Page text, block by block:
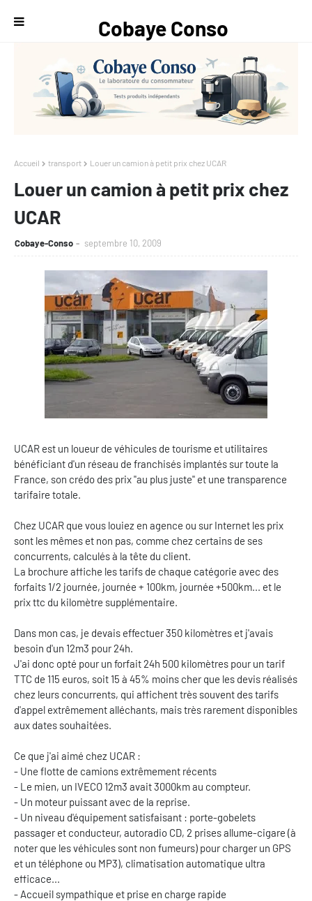
Cobaye Conso
— Le
laboratoire du
consommateur
Accueil transport Louer un camion à petit prix chez UCAR
Louer un camion à petit prix chez
UCAR
Cobaye-Conso septembre 10, 2009
UCAR est un loueur de véhicules de tourisme et utilitaires
bénéficiant d'un réseau de franchisés implantés sur toute la
France, son crédo des prix "au plus juste" et une transparence
tarifaire totale.
Chez UCAR que vous louiez en agence ou sur Internet les prix
sont les mêmes et non pas, comme chez certains de ses
concurrents, calculés à la tête du client.
La brochure affiche les tarifs de chaque catégorie avec des
forfaits 1/2 journée, journée + 100km, journée +500km... et le
prix ttc du kilomètre supplémentaire.
Dans mon cas, je devais effectuer 350 kilomètres et j'avais
besoin d'un 12m3 pour 24h.
J'ai donc opté pour un forfait 24h 500 kilomètres pour un tarif
TTC de 115 euros, soit 15 à 45% moins cher que les devis réalisés
chez leurs concurrents, qui affichent très souvent des tarifs
d'appel extrêmement alléchants, mais très rarement disponibles
aux dates souhaitées.
Ce que j'ai aimé chez UCAR :
- Une flotte de camions extrêmement récents
- Le mien, un IVECO 12m3 avait 3000km au compteur.
- Un moteur puissant avec de la reprise.
- Un niveau d'équipement satisfaisant : porte-gobelets
passager et conducteur, autoradio CD, 2 prises allume-cigare (à
noter que les véhicules sont non fumeurs) pour charger un GPS
et un téléphone ou MP3), climatisation automatique ultra
efficace...
- Accueil sympathique et prise en charge rapide